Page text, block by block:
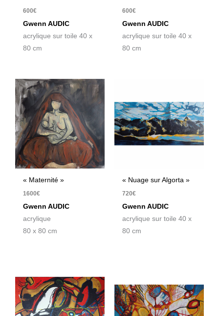
600€
Gwenn AUDIC
acrylique sur toile 40 x
80 cm
600€
Gwenn AUDIC
acrylique sur toile 40 x
80 cm
« Maternité »
1600€
Gwenn AUDIC
acrylique
80 x 80 cm
« Nuage sur Algorta »
720€
Gwenn AUDIC
acrylique sur toile 40 x
80 cm